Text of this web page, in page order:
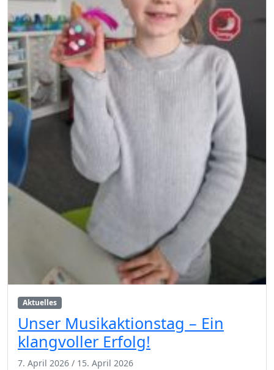
Aktuelles
Unser Musikaktionstag – Ein
klangvoller Erfolg!
7. April 2026 / 15. April 2026